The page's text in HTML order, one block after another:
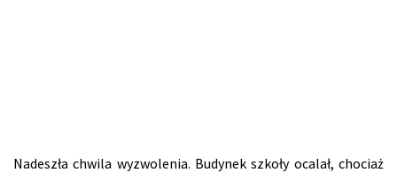
Nadeszła chwila wyzwolenia. Budynek szkoły ocalał, chociaż